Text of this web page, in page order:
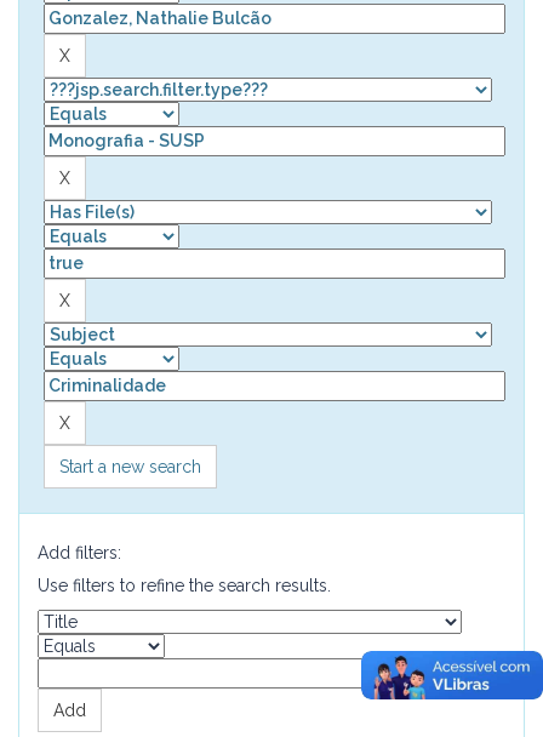
Start a new search
Add filters:
Use filters to refine the search results.